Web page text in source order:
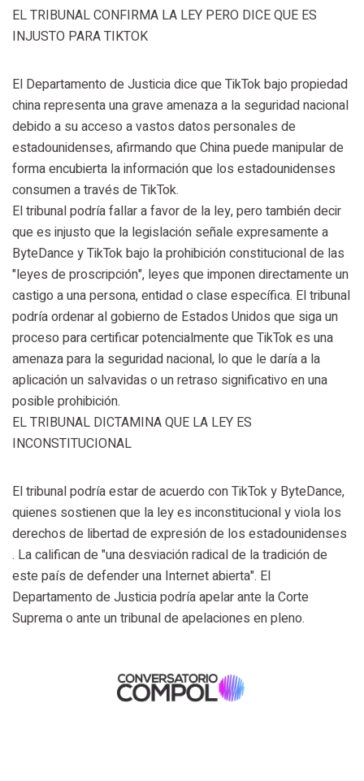
EL TRIBUNAL CONFIRMA LA LEY PERO DICE QUE ES
INJUSTO PARA TIKTOK
El Departamento de Justicia dice que TikTok bajo propiedad
china representa una grave amenaza a la seguridad nacional
debido a su acceso a vastos datos personales de
estadounidenses, afirmando que China puede manipular de
forma encubierta la información que los estadounidenses
consumen a través de TikTok.
El tribunal podría fallar a favor de la ley, pero también decir
que es injusto que la legislación señale expresamente a
ByteDance y TikTok bajo la prohibición constitucional de las
"leyes de proscripción", leyes que imponen directamente un
castigo a una persona, entidad o clase específica. El tribunal
podría ordenar al gobierno de Estados Unidos que siga un
proceso para certificar potencialmente que TikTok es una
amenaza para la seguridad nacional, lo que le daría a la
aplicación un salvavidas o un retraso significativo en una
posible prohibición.
EL TRIBUNAL DICTAMINA QUE LA LEY ES
INCONSTITUCIONAL
El tribunal podría estar de acuerdo con TikTok y ByteDance,
quienes sostienen que la ley es inconstitucional y viola los
derechos de libertad de expresión de los estadounidenses
. La califican de "una desviación radical de la tradición de
este país de defender una Internet abierta". El
Departamento de Justicia podría apelar ante la Corte
Suprema o ante un tribunal de apelaciones en pleno.